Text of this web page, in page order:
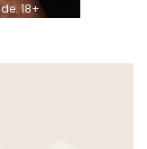
18+